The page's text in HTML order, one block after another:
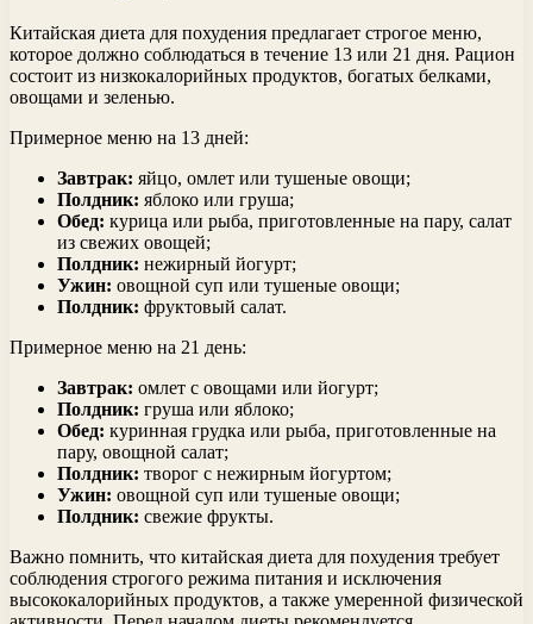
Китайская диета для похудения предлагает строгое меню,
которое должно соблюдаться в течение 13 или 21 дня. Рацион
состоит из низкокалорийных продуктов, богатых белками,
овощами и зеленью.
Примерное меню на 13 дней:
Завтрак: яйцо, омлет или тушеные овощи;
Полдник: яблоко или груша;
Обед: курица или рыба, приготовленные на пару, салат
из свежих овощей;
Полдник: нежирный йогурт;
Ужин: овощной суп или тушеные овощи;
Полдник: фруктовый салат.
Примерное меню на 21 день:
Завтрак: омлет с овощами или йогурт;
Полдник: груша или яблоко;
Обед: куринная грудка или рыба, приготовленные на
пару, овощной салат;
Полдник: творог с нежирным йогуртом;
Ужин: овощной суп или тушеные овощи;
Полдник: свежие фрукты.
Важно помнить, что китайская диета для похудения требует
соблюдения строгого режима питания и исключения
высококалорийных продуктов, а также умеренной физической